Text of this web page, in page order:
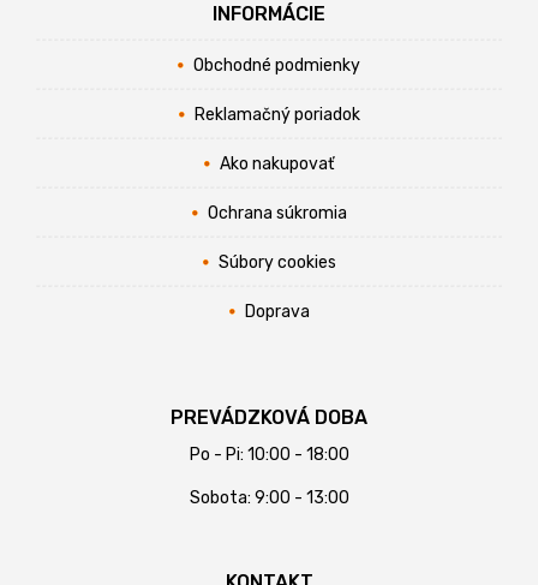
INFORMÁCIE
Obchodné podmienky
Reklamačný poriadok
Ako nakupovať
Ochrana súkromia
Súbory cookies
Doprava
PREVÁDZKOVÁ DOBA
Po - Pi: 10:00 - 18:00
Sobota: 9:00 - 13:00